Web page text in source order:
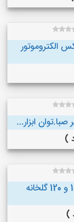
الکتروموتور
جت فن هواکش هوا کش 140 و 100 و 120 گلخانه